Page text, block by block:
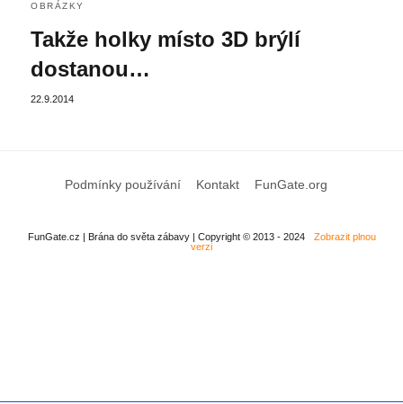
OBRÁZKY
Takže holky místo 3D brýlí
dostanou…
22.9.2014
Podmínky používání Kontakt FunGate.org
FunGate.cz | Brána do světa zábavy | Copyright © 2013 - 2024
Zobrazit plnou
verzi